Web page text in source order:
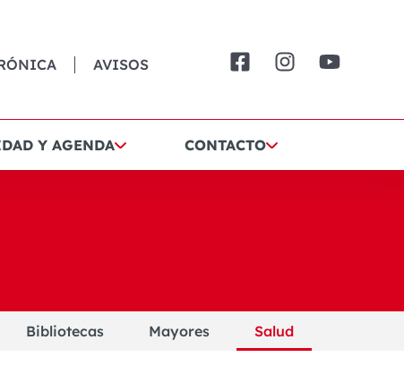
AVISOS
Y AGENDA CONTACTO
Bibliotecas Mayores Salud